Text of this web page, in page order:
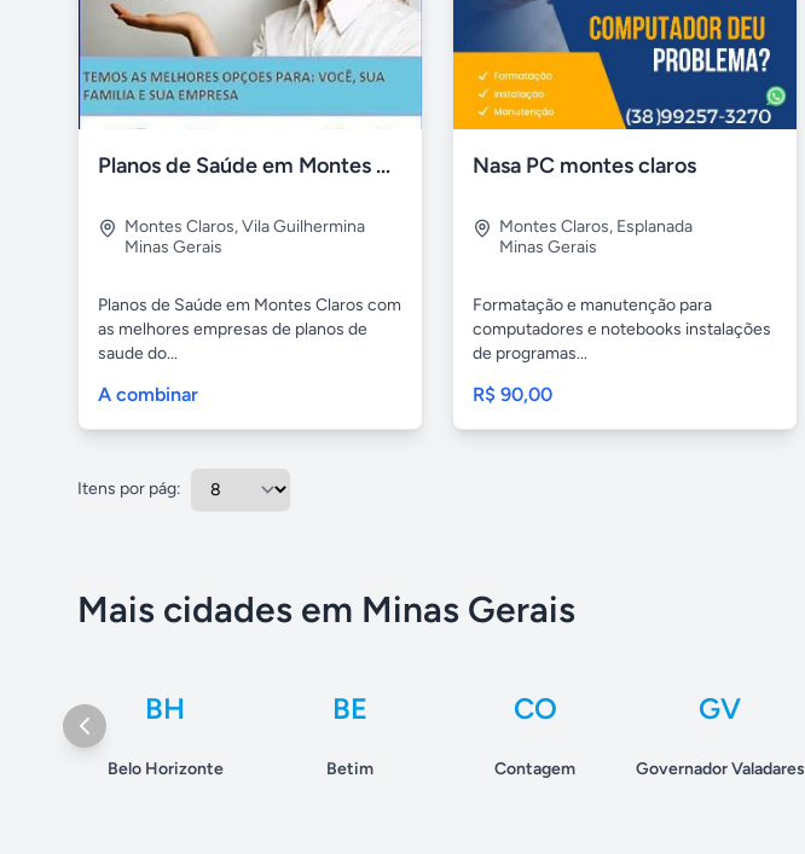
Planos de Saúde em Montes Claros
Montes Claros,Vila Guilhermina
Minas Gerais
Planos de Saúde em Montes Claros com
as melhores empresas de planos de
saude do...
A combinar
Nasa PC montes claros
Montes Claros, Esplanada
Minas Gerais
Formatação e manutenção para
computadores e notebooks instalações
de programas...
R$ 90,00
Itens por pág:
Mais cidades em Minas Gerais
BH
Belo Horizonte
BE
Betim
CO
Contagem
GV
Governador Valadares